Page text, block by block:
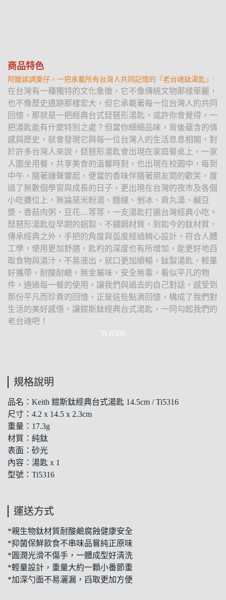
商品特色
阿嬤誒調羹仔，一把承載所有台灣人共同記憶的『老台魂鈦湯匙』:
在台灣有一種獨特的文化象徵，它不像傳統文物那樣華麗，
也不像歷史遺跡那樣宏大，但它承載著每一位台灣人的共同
回憶，那就是一把經典台式琵琶形湯匙，或許你會覺得，一
把湯匙能有什麼特別之處？但當你細細品味，背後蘊含的情
感與歷史，就會發現它與每一位台灣人的生活息息相關，對
於許多台灣人來說，琵琶形湯匙會出現在家庭餐桌上，一家
人圍坐用餐，共享美食的溫馨時刻，也出現在校園中，每到
中午，隨著鐘聲響起，便當的香味伴隨著朋友間的歡笑，度
過了無數個學習與成長的日子，更出現在台灣的夜市及各個
小吃攤位上，無論是米粉湯、麵線、剉冰、貢丸湯、鹹豆
漿、香菇肉粥、豆花....等等，一支湯匙打遍台灣經典小吃。
琵琶形湯匙從早期的鋁製、不鏽鋼材質，到如今的鈦材質，
傳承經典之外，手把的角度與弧度經過精心設計，符合人體
工學，使用更加舒適，匙杓的深度也有所增加，能更好地舀
取食物與湯汁，不易液出，就口更加順暢，鈦製湯匙，輕量
好攜帶，耐酸耐鹼，無金屬味，安全無毒，看似平凡的物
件，通過每一餐的使用，讓我們與過去的自己對話，感受到
那份平凡而珍貴的回憶，正是這些點滴回憶，構成了我們對
生活的美好感悟，讓鎧斯鈦經典台式湯匙，一同勾起我們的
老台魂吧！
Ti-6300
規格說明
品名：Keith 鎧斯鈦經典台式湯匙 14.5cm / Ti5316
尺寸：4.2 x 14.5 x 2.3cm
重量：17.3g
材質：純鈦
表面：砂光
內容：湯匙 x 1
型號：Ti5316
運送方式
*親生物鈦材質耐酸鹼腐蝕健康安全
*抑菌保鮮飲食不串味品嘗純正原味
*圓潤光滑不傷手，一體成型好清洗
*輕量設計，重量大約一顆小番節重
*加深勺面不易灑漏，舀取更加方便